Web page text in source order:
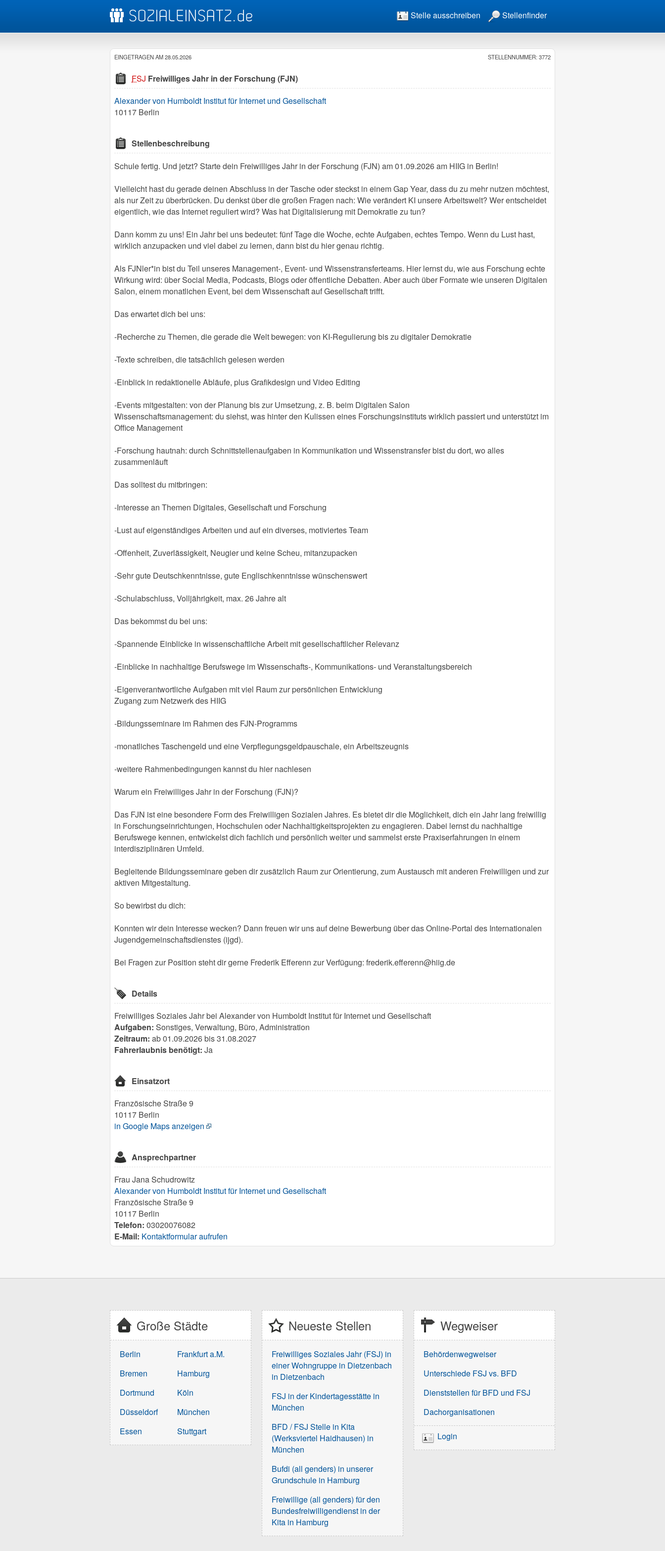
Stelle ausschreiben Stellenfinder
EINGETRAGEN AM 28.05.2026 STELLENNUMMER: 3772
FSJ Freiwilliges Jahr in der Forschung (FJN)
Alexander von Humboldt Institut für Internet und Gesellschaft
10117 Berlin
Stellenbeschreibung
Schule fertig. Und jetzt? Starte dein Freiwilliges Jahr in der Forschung (FJN) am 01.09.2026 am HIIG in Berlin!
Vielleicht hast du gerade deinen Abschluss in der Tasche oder steckst in einem Gap Year, dass du zu mehr nutzen möchtest,
als nur Zeit zu überbrücken. Du denkst über die großen Fragen nach: Wie verändert KI unsere Arbeitswelt? Wer entscheidet
eigentlich, wie das Internet reguliert wird? Was hat Digitalisierung mit Demokratie zu tun?
Dann komm zu uns! Ein Jahr bei uns bedeutet: fünf Tage die Woche, echte Aufgaben, echtes Tempo. Wenn du Lust hast,
wirklich anzupacken und viel dabei zu lernen, dann bist du hier genau richtig.
Als FJNler*in bist du Teil unseres Management-, Event- und Wissenstransferteams. Hier lernst du, wie aus Forschung echte
Wirkung wird: über Social Media, Podcasts, Blogs oder öffentliche Debatten. Aber auch über Formate wie unseren Digitalen
Salon, einem monatlichen Event, bei dem Wissenschaft auf Gesellschaft trifft.
Das erwartet dich bei uns:
-Recherche zu Themen, die gerade die Welt bewegen: von KI-Regulierung bis zu digitaler Demokratie
-Texte schreiben, die tatsächlich gelesen werden
-Einblick in redaktionelle Abläufe, plus Grafikdesign und Video Editing
-Events mitgestalten: von der Planung bis zur Umsetzung, z. B. beim Digitalen Salon
Wissenschaftsmanagement: du siehst, was hinter den Kulissen eines Forschungsinstituts wirklich passiert und unterstützt im
Office Management
-Forschung hautnah: durch Schnittstellenaufgaben in Kommunikation und Wissenstransfer bist du dort, wo alles
zusammenläuft
Das solltest du mitbringen:
-Interesse an Themen Digitales, Gesellschaft und Forschung
-Lust auf eigenständiges Arbeiten und auf ein diverses, motiviertes Team
-Offenheit, Zuverlässigkeit, Neugier und keine Scheu, mitanzupacken
-Sehr gute Deutschkenntnisse, gute Englischkenntnisse wünschenswert
-Schulabschluss, Volljährigkeit, max. 26 Jahre alt
Das bekommst du bei uns:
-Spannende Einblicke in wissenschaftliche Arbeit mit gesellschaftlicher Relevanz
-Einblicke in nachhaltige Berufswege im Wissenschafts-, Kommunikations- und Veranstaltungsbereich
-Eigenverantwortliche Aufgaben mit viel Raum zur persönlichen Entwicklung
Zugang zum Netzwerk des HIIG
-Bildungsseminare im Rahmen des FJN-Programms
-monatliches Taschengeld und eine Verpflegungsgeldpauschale, ein Arbeitszeugnis
-weitere Rahmenbedingungen kannst du hier nachlesen
Warum ein Freiwilliges Jahr in der Forschung (FJN)?
Das FJN ist eine besondere Form des Freiwilligen Sozialen Jahres. Es bietet dir die Möglichkeit, dich ein Jahr lang freiwillig
in Forschungseinrichtungen, Hochschulen oder Nachhaltigkeitsprojekten zu engagieren. Dabei lernst du nachhaltige
Berufswege kennen, entwickelst dich fachlich und persönlich weiter und sammelst erste Praxiserfahrungen in einem
interdisziplinären Umfeld.
Begleitende Bildungsseminare geben dir zusätzlich Raum zur Orientierung, zum Austausch mit anderen Freiwilligen und zur
aktiven Mitgestaltung.
So bewirbst du dich:
Konnten wir dein Interesse wecken? Dann freuen wir uns auf deine Bewerbung über das Online-Portal des Internationalen
Jugendgemeinschaftsdienstes (ijgd).
Bei Fragen zur Position steht dir gerne Frederik Efferenn zur Verfügung: frederik.efferenn@hiig.de
Details
Freiwilliges Soziales Jahr bei Alexander von Humboldt Institut für Internet und Gesellschaft
Aufgaben: Sonstiges, Verwaltung, Büro, Administration
Zeitraum: ab 01.09.2026 bis 31.08.2027
Fahrerlaubnis benötigt: Ja
Einsatzort
Französische Straße 9
10117 Berlin
in Google Maps anzeigen
Ansprechpartner
Frau Jana Schudrowitz
Alexander von Humboldt Institut für Internet und Gesellschaft
Französische Straße 9
10117 Berlin
Telefon: 03020076082
E-Mail: Kontaktformular aufrufen
Große Städte
Berlin
Bremen
Dortmund
Düsseldorf
Essen
Frankfurt a.M.
Hamburg
Köln
München
Stuttgart
Neueste Stellen
Freiwilliges Soziales Jahr (FSJ) in
einer Wohngruppe in Dietzenbach
in Dietzenbach
FSJ in der Kindertagesstätte in
München
BFD / FSJ Stelle in Kita
(Werksviertel Haidhausen) in
München
Bufdi (all genders) in unserer
Grundschule in Hamburg
Freiwillige (all genders) für den
Bundesfreiwilligendienst in der
Kita in Hamburg
Wegweiser
Behördenwegweiser
Unterschiede FSJ vs. BFD
Dienststellen für BFD und FSJ
Dachorganisationen
Login